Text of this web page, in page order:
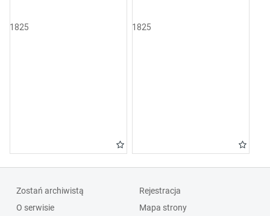
1825 1825
Zostań archiwistą
O serwisie
Rejestracja
Mapa strony